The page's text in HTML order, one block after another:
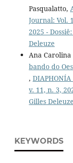
Pasqualatto,
Journal: Vol.
2025 -
Deleuze
Ana Carolina
bando do
,
v. 11, n. 3,
Gilles Deleuze
KEYWORDS